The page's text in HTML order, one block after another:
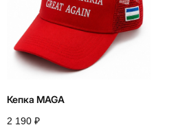
Кепка MAGA
2 190 ₽